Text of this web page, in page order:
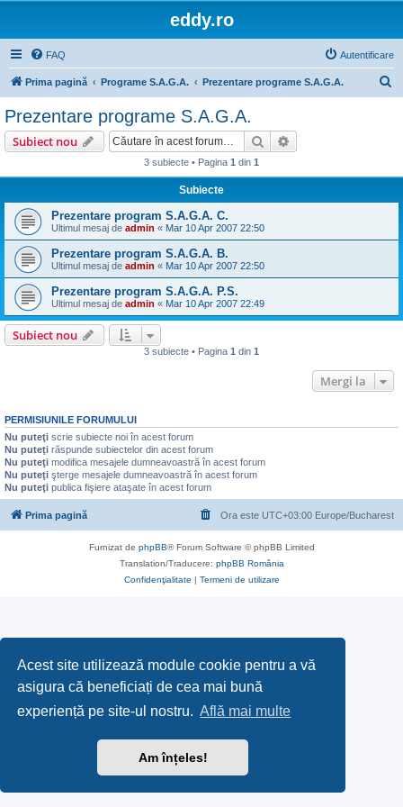
Acest site utilizează module cookie pentru a vă
asigura că beneficiați de cea mai bună
experiență pe site-ul nostru. Află mai multe
Am înțeles!
eddy.ro
FAQ Autentificare
Prima pagină Programe S.A.G.A. Prezentare programe S.A.G.A.
Prezentare programe S.A.G.A.
Subiect nou Căutare
3 subiecte • Pagina 1 din 1
Subiecte
Prezentare program S.A.G.A. C.
Ultimul mesaj de admin « Mar 10 Apr 2007 22:50
Prezentare program S.A.G.A. B.
Ultimul mesaj de admin « Mar 10 Apr 2007 22:50
Prezentare program S.A.G.A. P.S.
Ultimul mesaj de admin « Mar 10 Apr 2007 22:49
Subiect nou
3 subiecte • Pagina 1 din 1
Mergi la
PERMISIUNILE FORUMULUI
Nu puteţi scrie subiecte noi în acest forum
Nu puteţi răspunde subiectelor din acest forum
Nu puteţi modifica mesajele dumneavoastră în acest forum
Nu puteţi şterge mesajele dumneavoastră în acest forum
Nu puteţi publica fişiere ataşate în acest forum
Prima pagină Ora este UTC+03:00 Europe/Bucharest
Furnizat de phpBB® Forum Software © phpBB Limited
Translation/Traducere: phpBB România
Confidenţialitate | Termeni de utilizare